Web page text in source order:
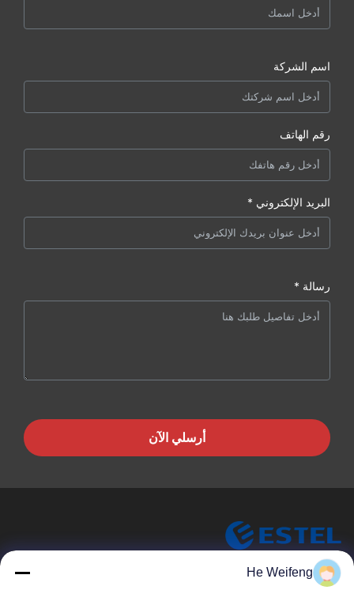
اسم الشركة
رقم الهاتف
البريد الإلكتروني *
رسالة *
أرسلي الآن
ESTEL (GUANGDONG) TECHNOLOGY CO., LTD.
He Weifeng